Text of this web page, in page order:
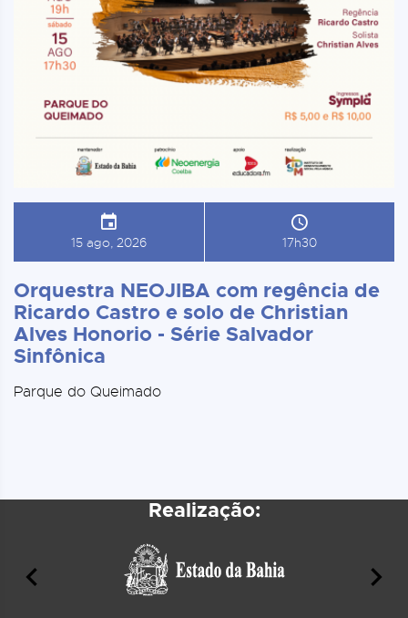
15 ago, 2026 17h30
Orquestra NEOJIBA com regência de
Ricardo Castro e solo de Christian
Alves Honorio - Série Salvador
Sinfônica
Parque do Queimado
Realização: